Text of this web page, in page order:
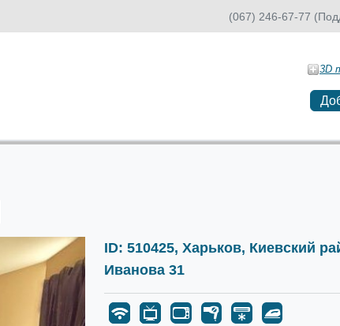
(067) 246-67-77
3D
ID: 510425, Харьков, Киевский
Иванова 31